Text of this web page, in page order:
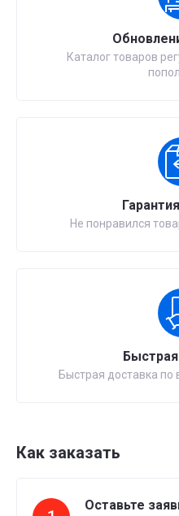
Каталог товаров
Не понравился
Быстрая доставка по
Как заказать
Оставьте